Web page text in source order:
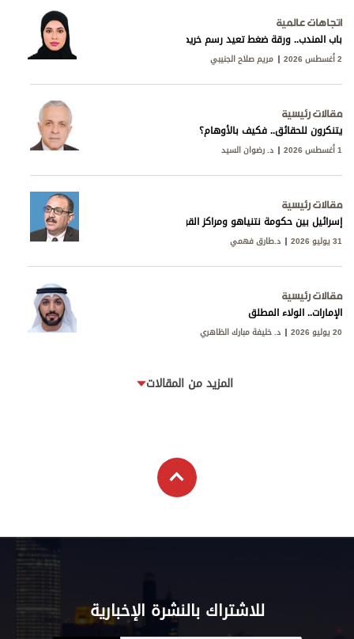
اتجاهات عالمية
باب المندب.. ورقة ضغط تعيد رسم خريطة التوتر في البحر الأحمر
2 أغسطس 2026 مريم صلاح الجنيبي
مقالات رئيسية
يتنكرون للحقائق.. فكيف بالأوهام؟
1 أغسطس 2026 د. رضوان السيد
مقالات رئيسية
إسرائيل بين حكومة نتنياهو ومراكز القوى
31 يوليو 2026 د.طارق فهمي
مقالات رئيسية
الإمارات.. الولاء المطلق
20 يوليو 2026 د. خليفة مبارك الظاهري
المزيد من المقالات
للاشتراك بالنشرة الإخبارية